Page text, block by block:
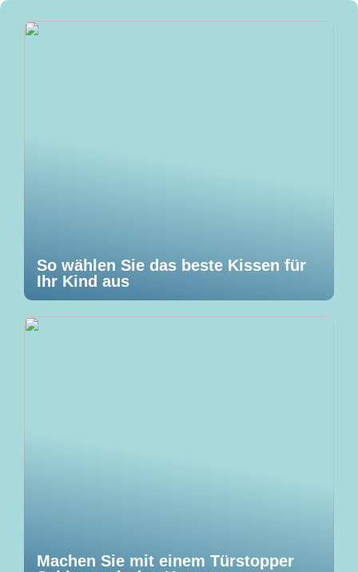
So wählen Sie das beste Kissen für
Ihr Kind aus
Machen Sie mit einem Türstopper